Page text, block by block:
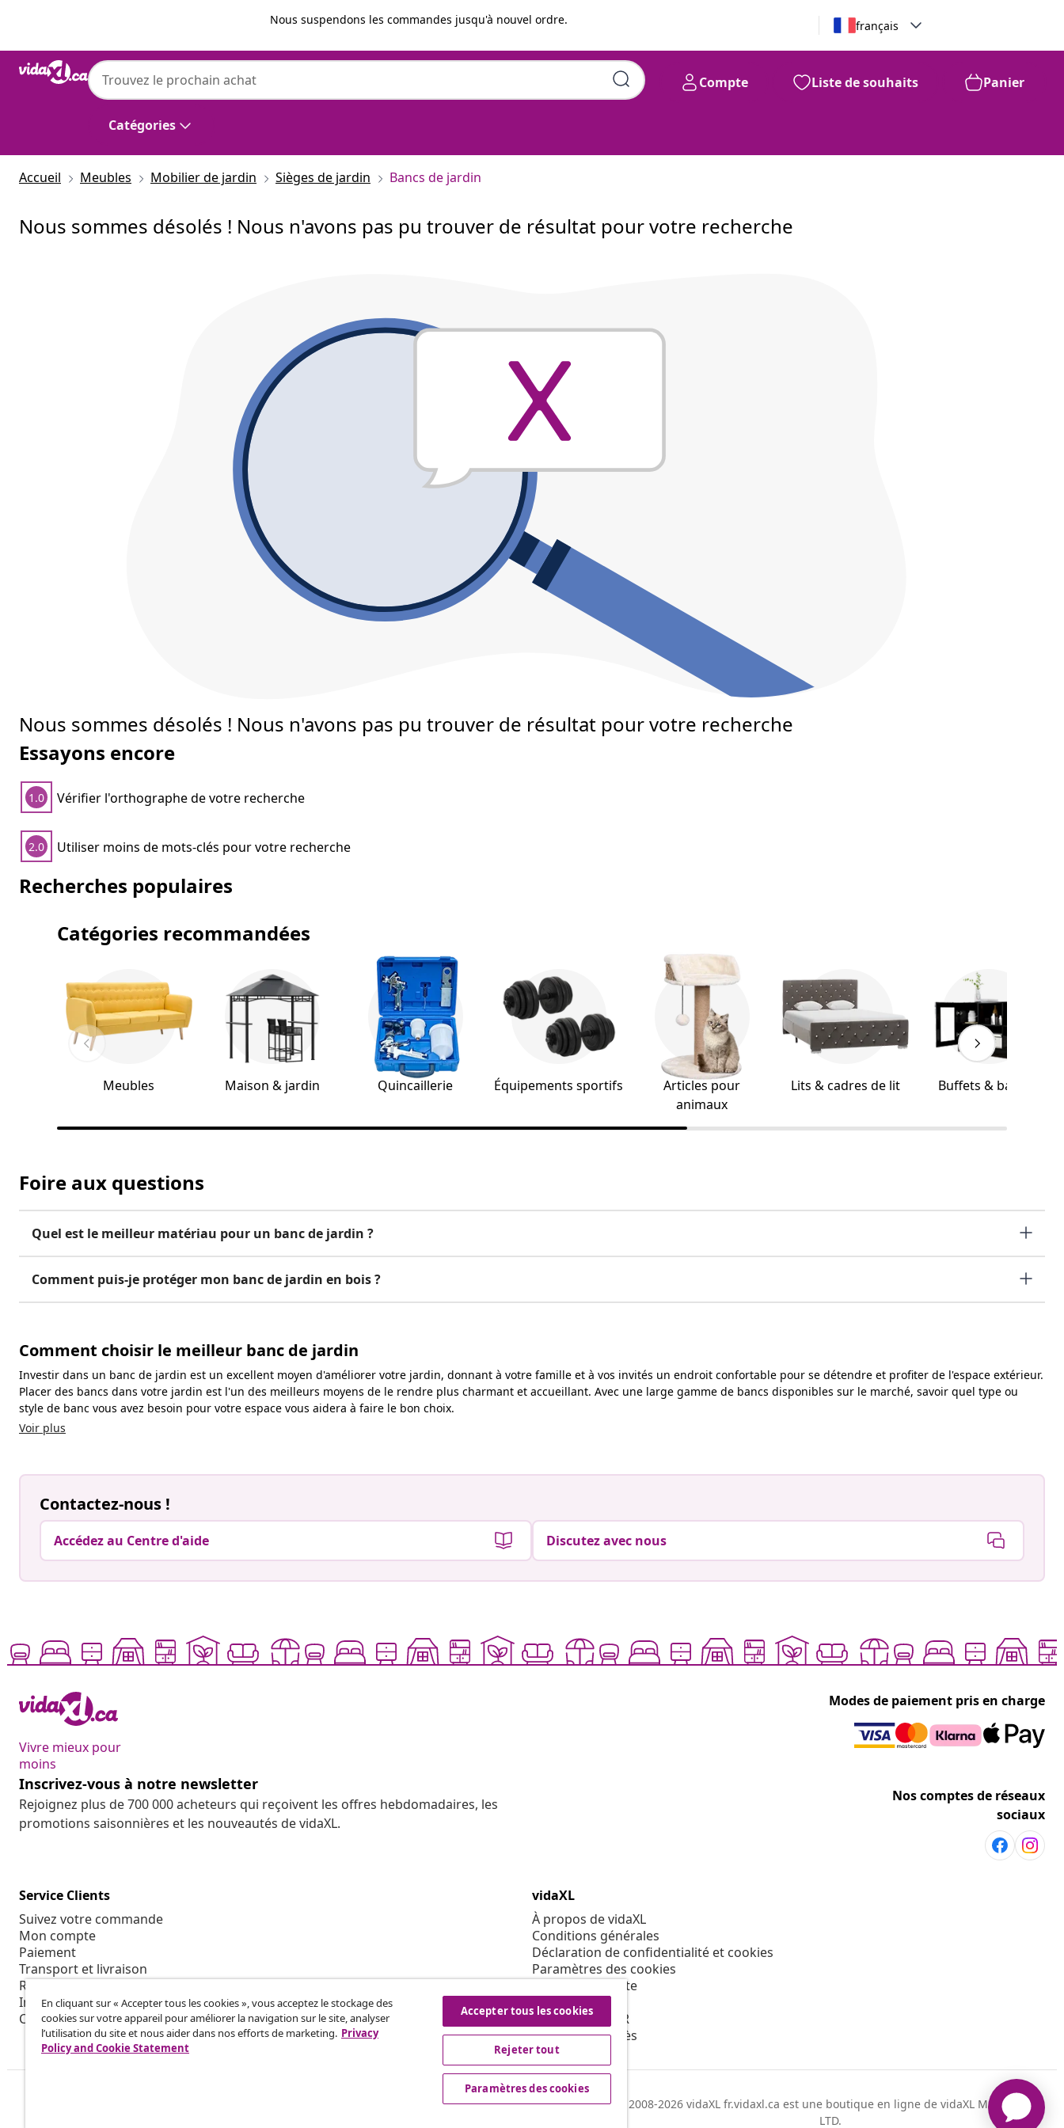
Nous suspendons les commandes jusqu'à nouvel ordre. français
Catégories
Compte Liste de souhaits Panier
Accueil Meubles Mobilier de jardin Sièges de jardin Bancs de jardin
Nous sommes désolés ! Nous n'avons pas pu trouver de résultat pour votre recherche
Nous sommes désolés ! Nous n'avons pas pu trouver de résultat pour votre recherche
Essayons encore
1.0 Vérifier l'orthographe de votre recherche
2.0 Utiliser moins de mots-clés pour votre recherche
Recherches populaires
Catégories recommandées
Meubles Maison & jardin Quincaillerie Équipements sportifs
Articles pour
animaux
Lits & cadres de lit Buffets & bahuts
Foire aux questions
Quel est le meilleur matériau pour un banc de jardin ?
Comment puis-je protéger mon banc de jardin en bois ?
Comment choisir le meilleur banc de jardin
Investir dans un banc de jardin est un excellent moyen d'améliorer votre jardin, donnant à votre famille et à vos invités un endroit confortable pour se détendre et profiter de l'espace extérieur.
Placer des bancs dans votre jardin est l'un des meilleurs moyens de le rendre plus charmant et accueillant. Avec une large gamme de bancs disponibles sur le marché, savoir quel type ou
style de banc vous avez besoin pour votre espace vous aidera à faire le bon choix.
Voir plus
Contactez-nous !
Accédez au Centre d'aide Discutez avec nous
Vivre mieux pour
moins
Modes de paiement pris en charge
Inscrivez-vous à notre newsletter
Rejoignez plus de 700 000 acheteurs qui reçoivent les offres hebdomadaires, les
promotions saisonnières et les nouveautés de vidaXL.
Nos comptes de réseaux
sociaux
Service Clients
Suivez votre commande
Mon compte
Paiement
Transport et livraison
Retour
Informations sur le produit
Commande
vidaXL
À propos de vidaXL
Conditions générales
Déclaration de confidentialité et cookies
Paramètres des cookies
Code de conduite
Sécurité
Politique de EPR
Condition d'accès
© 2008-2026 vidaXL fr.vidaxl.ca est une boutique en ligne de vidaXL Markerplace
LTD.
En cliquant sur « Accepter tous les cookies », vous acceptez le stockage des
cookies sur votre appareil pour améliorer la navigation sur le site, analyser
l’utilisation du site et nous aider dans nos efforts de marketing. Privacy
Policy and Cookie Statement
Accepter tous les cookies
Rejeter tout
Paramètres des cookies